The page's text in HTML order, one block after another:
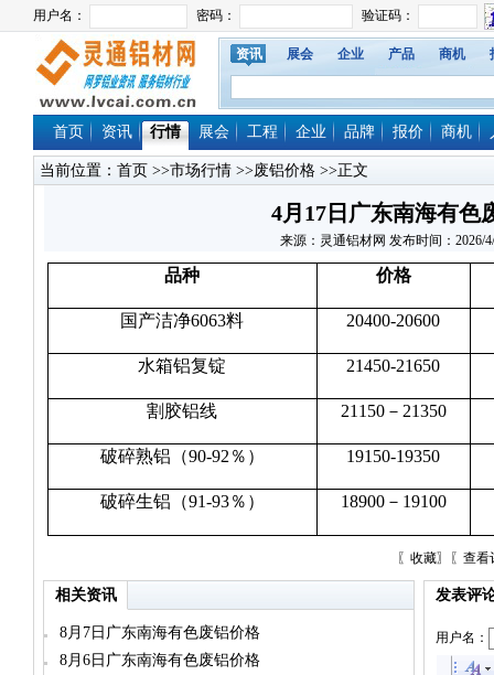
资讯 展会 企业 产品 商机
首页 资讯 行情 展会 工程 企业 品牌 报价 商机
当前位置： 首页 >>市场行情 >>废铝价格 >>正文
4月17日广东南海有色
来源：灵通铝材网 发布时间：2026/
品种 价格
国产洁净6063料 20400-20600
水箱铝复锭 21450-21650
割胶铝线 21150－21350
破碎熟铝（90-92％） 19150-19350
破碎生铝（91-93％） 18900－19100
〖 收藏〗〖 查看
相关资讯
8月7日广东南海有色废铝价格
8月6日广东南海有色废铝价格
发表评
用户名：